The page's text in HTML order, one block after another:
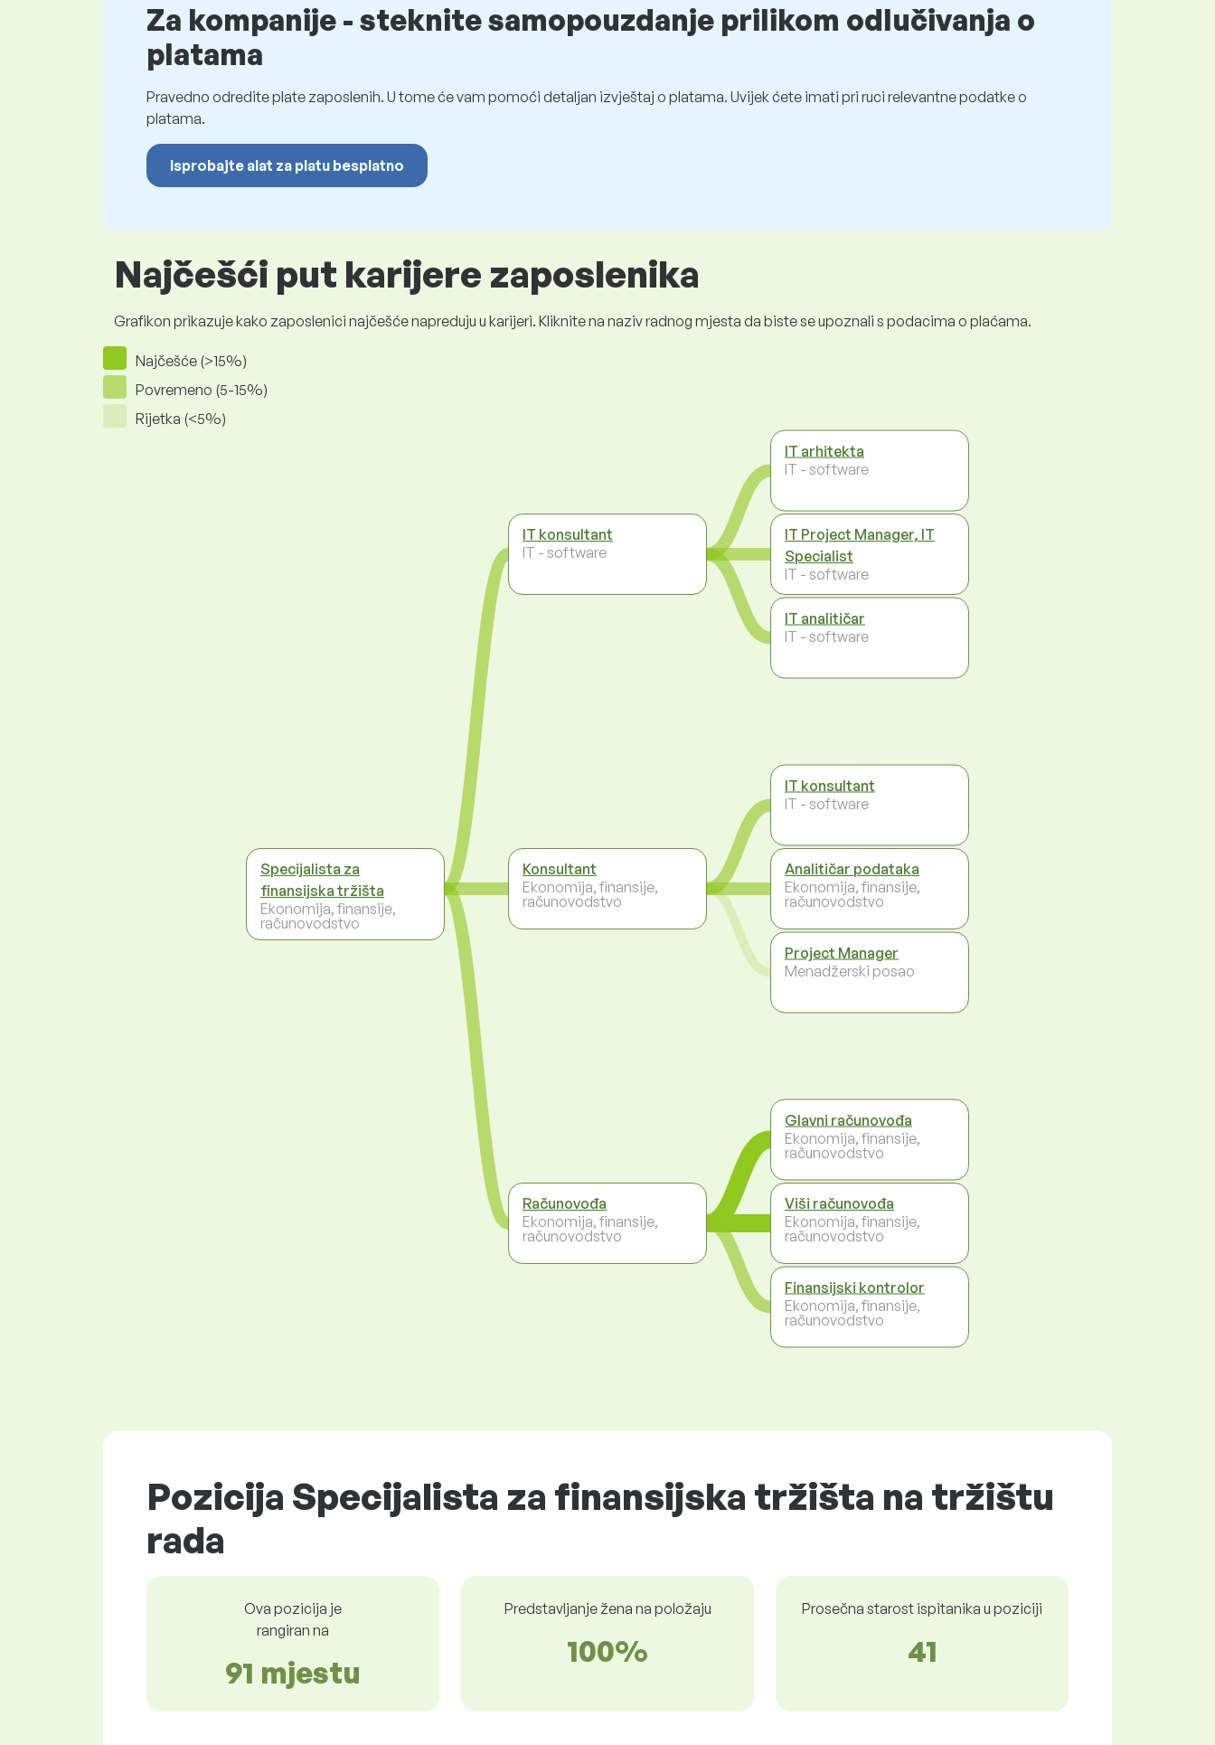
Za kompanije - steknite samopouzdanje prilikom odlučivanja o
platama
Pravedno odredite plate zaposlenih. U tome će vam pomoći detaljan izvještaj o platama. Uvijek ćete imati pri ruci relevantne podatke o
platama.
Isprobajte alat za platu besplatno
Najčešći put karijere zaposlenika
Grafikon prikazuje kako zaposlenici najčešće napreduju u karijeri. Kliknite na naziv radnog mjesta da biste se upoznali s podacima o plaćama.
Najčešće (>15%)
Povremeno (5-15%)
Rijetka (<5%)
Specijalista za
finansijska tržišta
Ekonomija, finansije,
računovodstvo
IT konsultant
IT - software
Konsultant
Ekonomija, finansije,
računovodstvo
Računovođa
Ekonomija, finansije,
računovodstvo
IT arhitekta
IT - software
IT Project Manager, IT
Specialist
IT - software
IT analitičar
IT - software
IT konsultant
IT - software
Analitičar podataka
Ekonomija, finansije,
računovodstvo
Project Manager
Menadžerski posao
Glavni računovođa
Ekonomija, finansije,
računovodstvo
Viši računovođa
Ekonomija, finansije,
računovodstvo
Finansijski kontrolor
Ekonomija, finansije,
računovodstvo
Pozicija Specijalista za finansijska tržišta na tržištu
rada
Ova pozicija je
rangiran na
91 mjestu
Predstavljanje žena na položaju
100%
Prosečna starost ispitanika u poziciji
41